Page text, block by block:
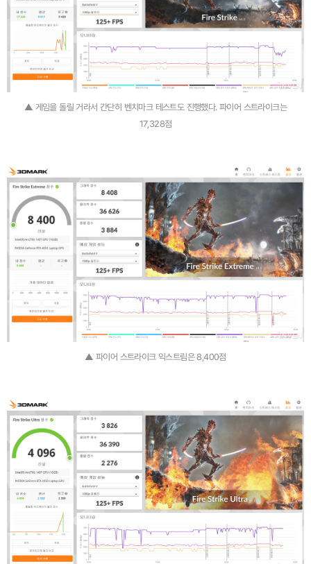
▲ 게임을 돌릴 거라서 간단히 벤치마크 테스트도 진행했다. 파이어 스트라이크는
17,328점
▲ 파이어 스트라이크 익스트림은 8,400점